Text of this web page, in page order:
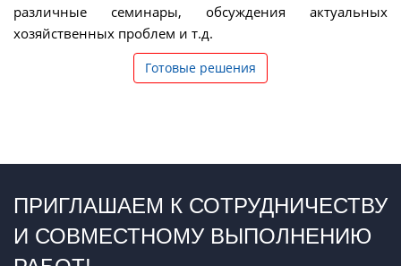
различные семинары, обсуждения актуальных
хозяйственных проблем и т.д.
Готовые решения
ПРИГЛАШАЕМ К СОТРУДНИЧЕСТВУ
И СОВМЕСТНОМУ ВЫПОЛНЕНИЮ